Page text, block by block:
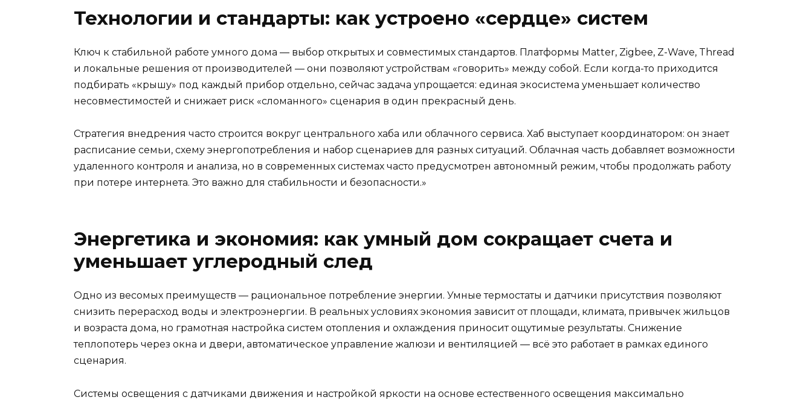
Технологии и стандарты: как устроено «сердце» систем
Ключ к стабильной работе умного дома — выбор открытых и совместимых стандартов. Платформы Matter, Zigbee, Z-Wave, Thread
и локальные решения от производителей — они позволяют устройствам «говорить» между собой. Если когда-то приходится
подбирать «крышу» под каждый прибор отдельно, сейчас задача упрощается: единая экосистема уменьшает количество
несовместимостей и снижает риск «сломанного» сценария в один прекрасный день.
Стратегия внедрения часто строится вокруг центрального хаба или облачного сервиса. Хаб выступает координатором: он знает
расписание семьи, схему энергопотребления и набор сценариев для разных ситуаций. Облачная часть добавляет возможности
удаленного контроля и анализа, но в современных системах часто предусмотрен автономный режим, чтобы продолжать работу
при потере интернета. Это важно для стабильности и безопасности.»
Энергетика и экономия: как умный дом сокращает счета и
уменьшает углеродный след
Одно из весомых преимуществ — рациональное потребление энергии. Умные термостаты и датчики присутствия позволяют
снизить перерасход воды и электроэнергии. В реальных условиях экономия зависит от площади, климата, привычек жильцов
и возраста дома, но грамотная настройка систем отопления и охлаждения приносит ощутимые результаты. Снижение
теплопотерь через окна и двери, автоматическое управление жалюзи и вентиляцией — всё это работает в рамках единого
сценария.
Системы освещения с датчиками движения и настройкой яркости на основе естественного освещения максимально